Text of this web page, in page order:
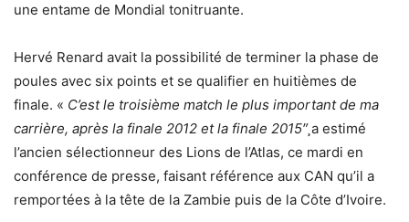
une entame de Mondial tonitruante.
Hervé Renard avait la possibilité de terminer la phase de
poules avec six points et se qualifier en huitièmes de
finale. « C’est le troisième match le plus important de ma
carrière, après la finale 2012 et la finale 2015″¸a estimé
l’ancien sélectionneur des Lions de l’Atlas, ce mardi en
conférence de presse, faisant référence aux CAN qu’il a
remportées à la tête de la Zambie puis de la Côte d’Ivoire.